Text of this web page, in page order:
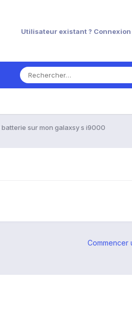
Utilisateur existant ? Connexion
batterie sur mon galaxsy s i9000
Commencer